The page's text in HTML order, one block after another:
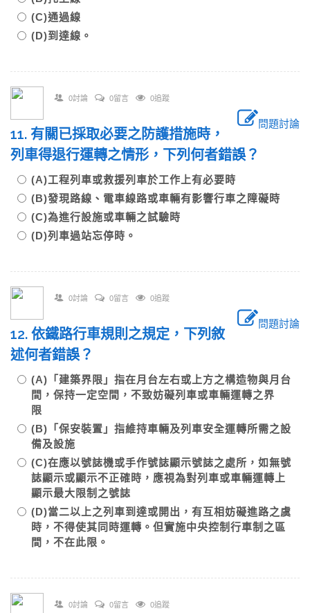
(C)通過線
(D)到達線。
0討論 0留言 0追蹤
問題討論
11. 有關已採取必要之防護措施時，
列車得退行運轉之情形，下列何者錯誤？
(A)工程列車或救援列車於工作上有必要時
(B)發現路線、電車線路或車輛有影響行車之障礙時
(C)為進行設施或車輛之試驗時
(D)列車過站忘停時。
0討論 0留言 0追蹤
問題討論
12. 依鐵路行車規則之規定，下列敘
述何者錯誤？
(A)「建築界限」指在月台左右或上方之構造物與月台
間，保持一定空間，不致妨礙列車或車輛運轉之界
限
(B)「保安裝置」指維持車輛及列車安全運轉所需之設
備及設施
(C)在應以號誌機或手作號誌顯示號誌之處所，如無號
誌顯示或顯示不正確時，應視為對列車或車輛運轉上
顯示最大限制之號誌
(D)當二以上之列車到達或開出，有互相妨礙進路之虞
時，不得使其同時運轉。但實施中央控制行車制之區
間，不在此限。
0討論 0留言 0追蹤